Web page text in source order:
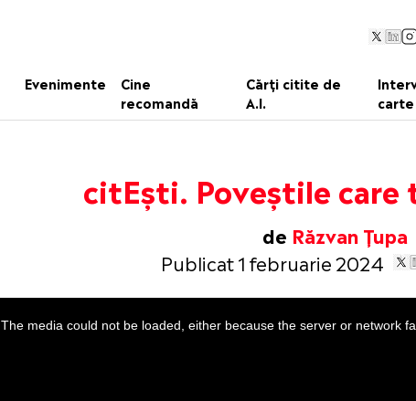
Evenimente
Cine
recomandă
Cărți citite de
A.I.
carte
citEști. Poveștile
de Răzvan Țupa
Publicat 1 februarie 2024
The media could not be loaded, either because the server or network